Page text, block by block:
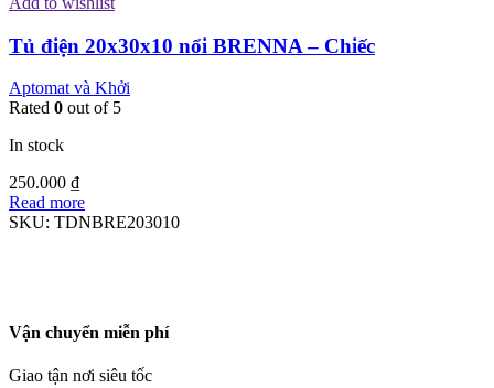
Tủ điện 20x30x10 nổi BRENNA – Chiếc
Aptomat và Khởi
Rated 0 out of 5
In stock
250.000 ₫
Read more
SKU: TDNBRE203010
Vận chuyển miễn phí
Giao tận nơi siêu tốc